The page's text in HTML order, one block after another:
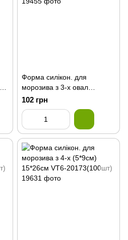
Форма силікон. для
морозива з 3-х овал
19*10см VT6-20105(100шт)
102 грн